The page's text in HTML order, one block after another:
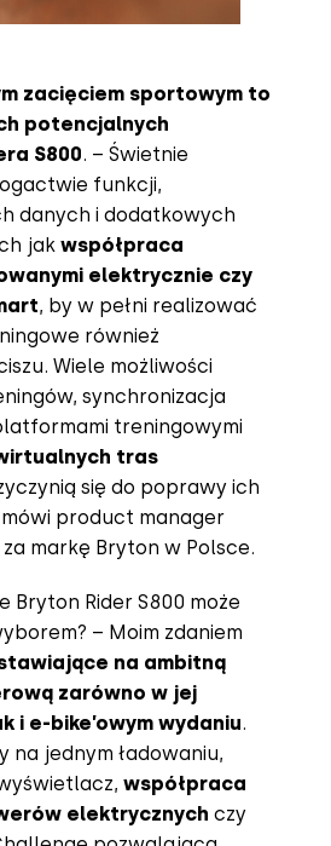
zacięciem sportowym to
potencjalnych
S800. – Świetnie
funkcji,
danych i dodatkowych
jak współpraca
elektrycznie czy
, by w pełni realizować
również
Wiele możliwości
synchronizacja
treningowymi
tras
się do poprawy ich
product manager
markę Bryton w Polsce.
Bryton Rider S800 może
– Moim zdaniem
na ambitną
zarówno w jej
i e-bike’owym wydaniu.
na jednym ładowaniu,
współpraca
elektrycznych czy